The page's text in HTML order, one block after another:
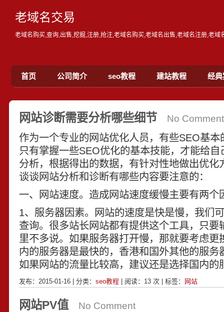
老域名交易
老域名购买,查询,出售,挖掘,注册,抢注,老域名购买,老域名出售,老域名注册,老域
首页 公司简介 seo教程 建站教程 经典
网站诊断需要分析哪些细节 No Comment
作为一个专业的网站优化人员，有些SEO基
只有掌握一些SEO优化的基本技能，才能给
分析，根据得出的数据，有针对性地做出优化
谈谈网站分析和诊断有哪些内容要注意的：
一、网站速度。造成网站速度缓慢主要有两个
1、服务器因素。网站的速度是快是慢，我们
查询。很多站长网站都有提供这个工具，只要
里不多说。如果服务器打开慢，那就要考虑更
内的服务器是最快的，香港和国外其他的服务
如果网站的流量比较高，建议还是选择国内的
发布：2015-01-16 | 分类： seo教程| 阅读： 13 次 | 标签： 网站
网站PV值 No Comment